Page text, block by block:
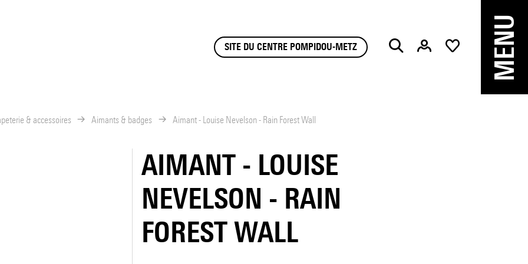
SITE DU CENTRE POMPIDOU-METZ Chercher MENU
& accessoires Aimants & badges Aimant - Louise Nevelson - Rain Forest Wall
AIMANT - LOUISE
NEVELSON - RAIN
FOREST WALL